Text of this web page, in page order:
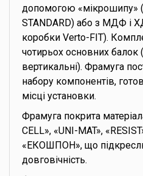
допомогою «мікрошипу»
STANDARD) або з МДФ і
коробки Verto-FIT).
чотирьох основних балок
вертикальні). Фрамуга
набору компонентів,
місці установки.
Фрамуга покрита
CELL», «UNI-MAT»,
«ЕКОШПОН», що
довговічність.